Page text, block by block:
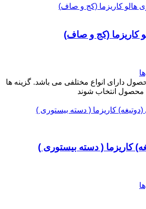
کاریزما (کج و صاف)
دارای انواع مختلفی می باشد. گزینه ها
انتخاب شوند
کاریزما ( دسته بیستوری )